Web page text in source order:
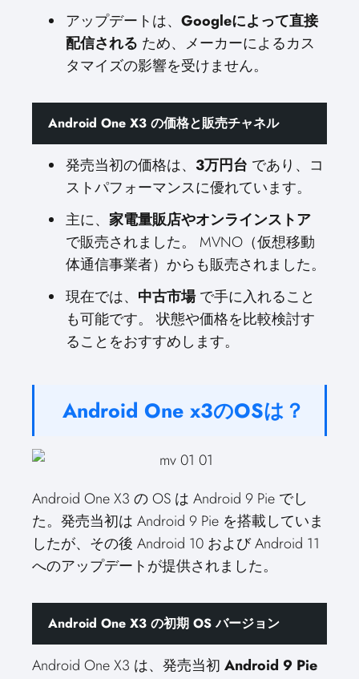
アップデートは、 Googleによって直接
配信される ため、メーカーによるカス
タマイズの影響を受けません。
Android One X3 の価格と販売チャネル
発売当初の価格は、 3万円台 であり、コ
ストパフォーマンスに優れています。
主に、 家電量販店やオンラインストア
で販売されました。 MVNO（仮想移動
体通信事業者）からも販売されました。
現在では、 中古市場で手に入れること
も可能です。 状態や価格を比較検討す
ることをおすすめします。
Android One x3のOSは？
Android One X3 の OS は Android 9 Pie でし
た。発売当初は Android 9 Pie を搭載していま
したが、その後 Android 10 および Android 11
へのアップデートが提供されました。
Android One X3 の初期 OS バージョン
Android One X3 は、発売当初 Android 9 Pie